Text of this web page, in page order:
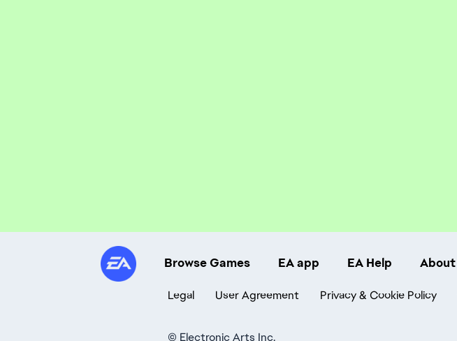
Browse Games EA app EA Help About
Legal User Agreement Privacy & Cookie Policy
© Electronic Arts Inc.